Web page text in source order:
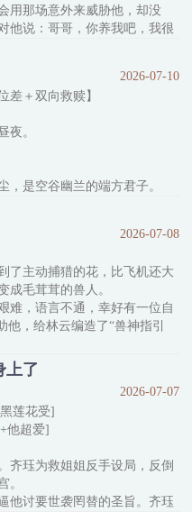
用那场意外来威胁他，却没
他说：哥哥，你养我吧，我很
了卖身契。
话的小狗。
执压倒，温屿才反应过来，当
出了一
2026-07-10
差＋双向救赎】
夜。
，是空谷幽兰的端方君子。
，几度失去最亲近之人；杀师
于人世间。
无所有，注定要为身上背负的
心上明月。后误闯天家，无奈
。
2026-07-08
了主动捕猎的花，比飞机还大
成毛茸茸的兽人。
难，语言不通，幸好有一位自
，给林云编造了“兽神指引
收集物质，林云也不例外，到
验，带着大家编藤筐改变运输
率制作各种新工具。在林云的
上了
2026-07-07
莲花受]
他超爱]
齐珏为救姐姐反手设局，反倒
。
他讨要世袭罔替的圣旨。齐珏